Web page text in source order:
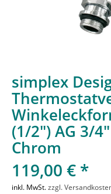
simplex
(1/2") AG 3/
Chrom
119,00 € *
inkl. MwSt.zzgl.